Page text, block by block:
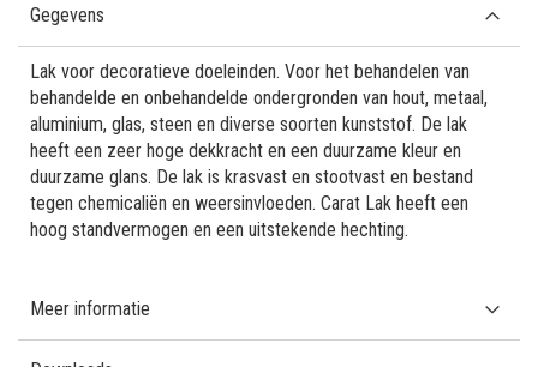
Gegevens
Lak voor decoratieve doeleinden. Voor het behandelen van
behandelde en onbehandelde ondergronden van hout, metaal,
aluminium, glas, steen en diverse soorten kunststof. De lak
heeft een zeer hoge dekkracht en een duurzame kleur en
duurzame glans. De lak is krasvast en stootvast en bestand
tegen chemicaliën en weersinvloeden. Carat Lak heeft een
hoog standvermogen en een uitstekende hechting.
Meer informatie